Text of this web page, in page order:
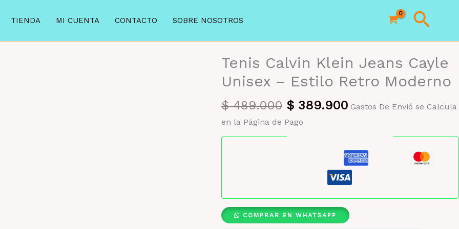
TIENDA MI CUENTA CONTACTO SOBRE NOSOTROS
Tenis Calvin Klein Jeans Cayle
Unisex – Estilo Retro Moderno
$489.000 El
precio
original
$ 489.000.
$389.900El
es:
$ 389.900.
Gastos De Envió se Calcula
en la Página de Pago
COMPRAR EN WHATSAPP